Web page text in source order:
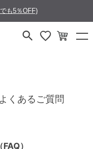
も5％OFF)
くあるご質問
）